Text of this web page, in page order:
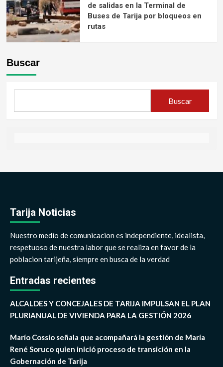
de salidas en la Terminal de
Buses de Tarija por bloqueos en
rutas
Buscar
Buscar
Tarija Noticias
Nuestro medio de comunicacion es independiente, idealista,
respetuoso de nuestra labor que se realiza en favor de la
poblacion tarijeña, siempre en busca de la verdad
Entradas recientes
ALCALDES Y CONCEJALES DE TARIJA IMPULSAN EL PLAN
PLURIANUAL DE VIVIENDA PARA LA GESTIÓN 2026
Marío Cossío señala que acompañará la gestión de María
René Soruco quien inició proceso de transición en la
Gobernación de Tarija